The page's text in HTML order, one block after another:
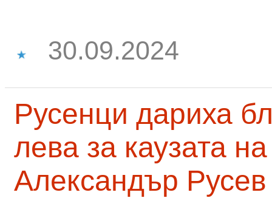
30.09.2024
Русенци дариха
лева за каузата
Александър Русев